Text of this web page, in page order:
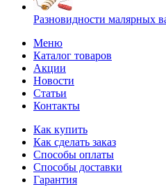
Разновидности малярных
Меню
Каталог товаров
Акции
Новости
Статьи
Контакты
Как купить
Как сделать заказ
Способы оплаты
Способы доставки
Гарантия